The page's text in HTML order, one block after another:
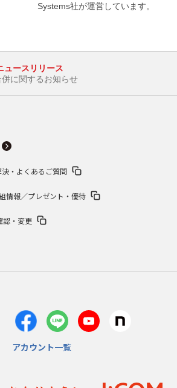
Systems社が運営しています。
ュースリリース
に関するお知らせ
・よくあるご質問
情報／プレゼント・優待
認・変更
アカウント一覧